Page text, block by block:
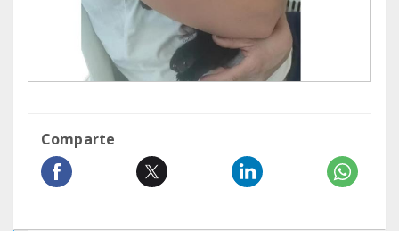
Comparte